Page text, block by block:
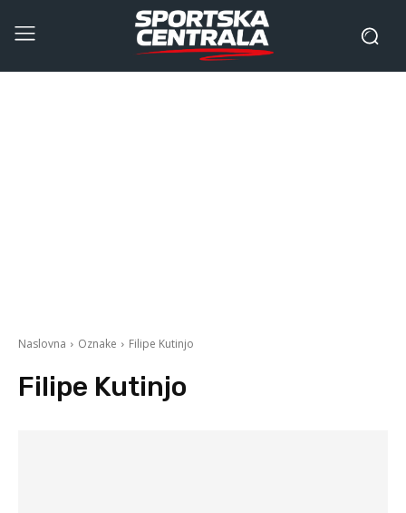
Naslovna Oznake Filipe Kutinjo
Filipe Kutinjo